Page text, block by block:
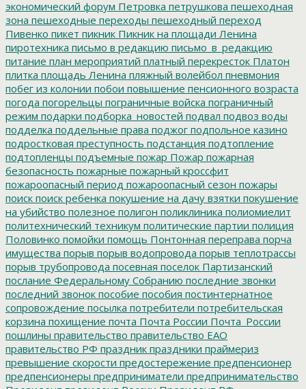
экономический форум Петровка петрушкова пешеходная
зона пешеходные переходы пешеходный переход
Пивенко пикет пикник Пикник на площади Ленина
пиротехника письмо в редакцию письмо_в_редакцию
питание план мероприятий платный перекресток Платон
плитка площадь Ленина пляжный волейбол пневмония
побег из колонии побои повышение пенсионного возраста
погода погорельцы пограничные войска пограничный
режим подарки подборка_новостей подвал подвоз воды
подделка поддельные права поджог подпольное казино
подростковая преступность подстанция подтопление
подтопленцы подъемные пожар Пожар пожарная
безопасность пожарные пожарный кроссфит
пожароопасный период пожароопасный сезон пожары
поиск поиск ребенка покушение на дачу взятки покушение
на убийство полезное полигон поликлиника полиомиелит
политехнический техникум политические партии полиция
Половинко помойки помощь Понтонная переправа порча
имущества порыв порыв водопровода порыв теплотрассы
порыв трубопровода посевная поселок Партизанский
послание Федеральному Собранию последние звонки
последний звонок пособие пособия постинтернатное
сопровождение посылка потребители потребительская
корзина похищение почта Почта России Почта_России
пошлины правительство правительство ЕАО
правительство РФ праздник праздники праймериз
превышение скорости предостережение предпенсионер
предпенсионеры предприниматели предпринимательство